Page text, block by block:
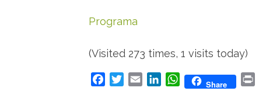
Programa
(Visited 273 times, 1 visits today)
W
Share